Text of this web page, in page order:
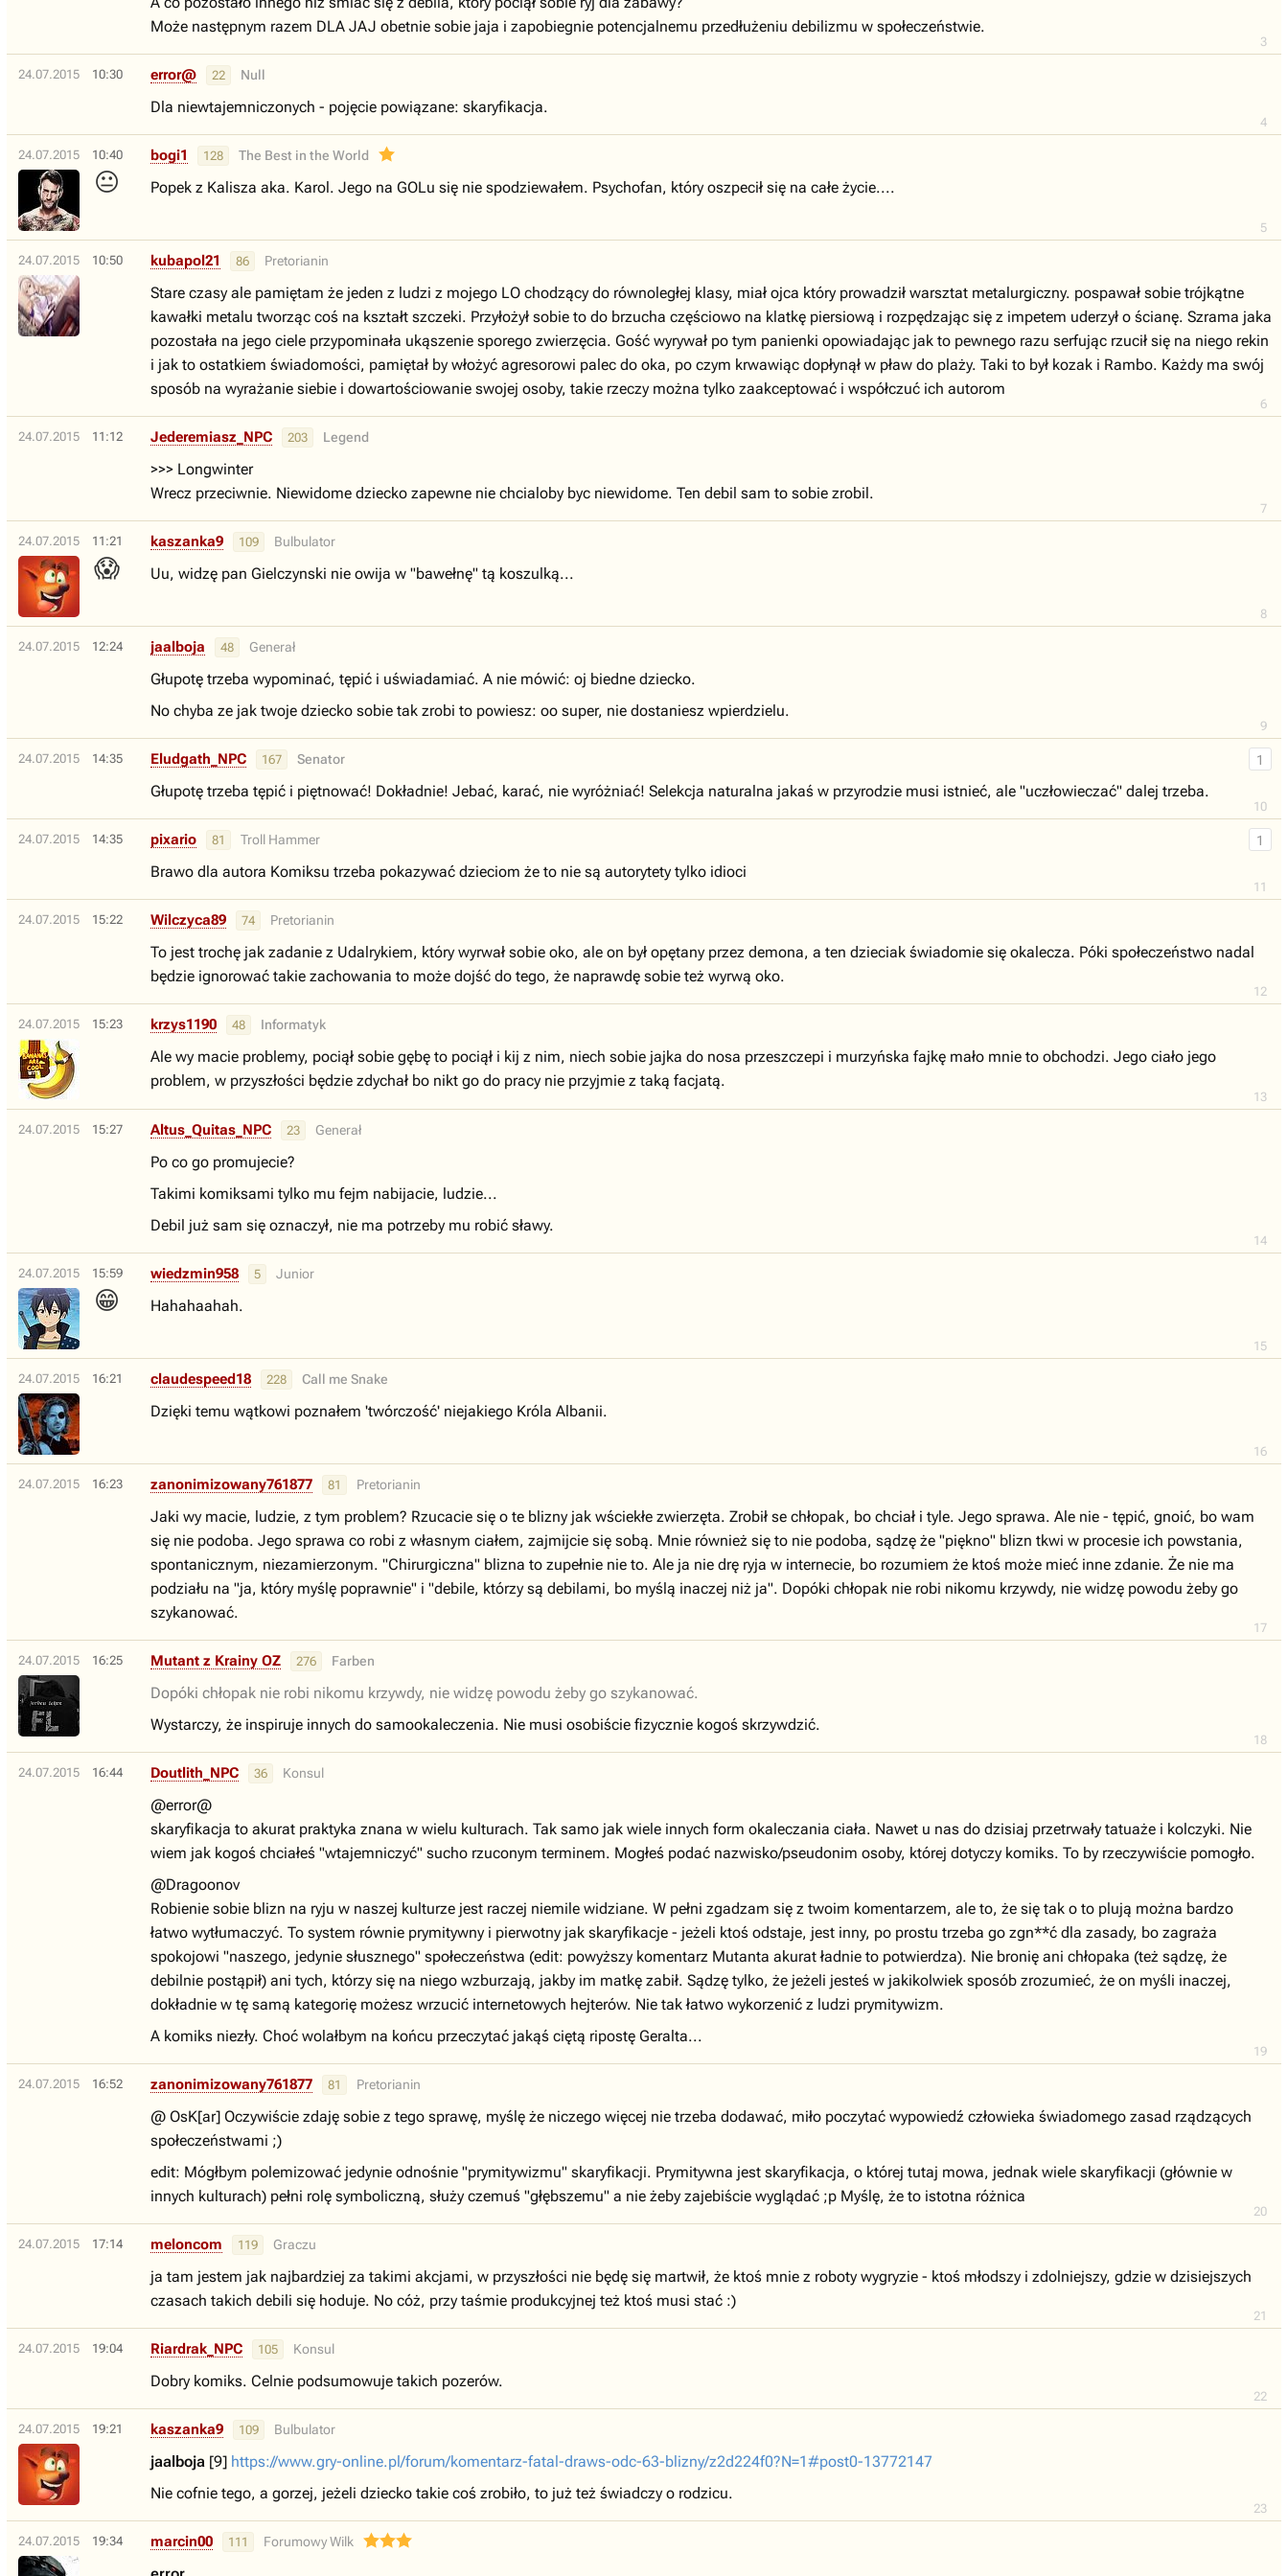
3
Może następnym razem DLA JAJ obetnie sobie jaja i zapobiegnie potencjalnemu przedłużeniu debilizmu w społeczeństwie.
24.07.2015 10:30
4
error@ 22 Null
Dla niewtajemniczonych - pojęcie powiązane: skaryfikacja.
24.07.2015 10:40
😐
5
bogi1 128 The Best in the World
Popek z Kalisza aka. Karol. Jego na GOLu się nie spodziewałem. Psychofan, który oszpecił się na całe życie....
24.07.2015 10:50
6
kubapol21 86 Pretorianin
Stare czasy ale pamiętam że jeden z ludzi z mojego LO chodzący do równoległej klasy, miał ojca który prowadził warsztat metalurgiczny. pospawał sobie trójkątne
kawałki metalu tworząc coś na kształt szczeki. Przyłożył sobie to do brzucha częściowo na klatkę piersiową i rozpędzając się z impetem uderzył o ścianę. Szrama jaka
pozostała na jego ciele przypominała ukąszenie sporego zwierzęcia. Gość wyrywał po tym panienki opowiadając jak to pewnego razu serfując rzucił się na niego rekin
i jak to ostatkiem świadomości, pamiętał by włożyć agresorowi palec do oka, po czym krwawiąc dopłynął w pław do plaży. Taki to był kozak i Rambo. Każdy ma swój
sposób na wyrażanie siebie i dowartościowanie swojej osoby, takie rzeczy można tylko zaakceptować i współczuć ich autorom
24.07.2015 11:12
7
Jederemiasz_NPC 203 Legend
>>> Longwinter
Wrecz przeciwnie. Niewidome dziecko zapewne nie chcialoby byc niewidome. Ten debil sam to sobie zrobil.
24.07.2015 11:21
😱
8
kaszanka9 109 Bulbulator
Uu, widzę pan Gielczynski nie owija w "bawełnę" tą koszulką...
24.07.2015 12:24
9
jaalboja 48 Generał
Głupotę trzeba wypominać, tępić i uświadamiać. A nie mówić: oj biedne dziecko.
No chyba ze jak twoje dziecko sobie tak zrobi to powiesz: oo super, nie dostaniesz wpierdzielu.
24.07.2015 14:35
10
1
Eludgath_NPC 167 Senator
Głupotę trzeba tępić i piętnować! Dokładnie! Jebać, karać, nie wyróżniać! Selekcja naturalna jakaś w przyrodzie musi istnieć, ale "uczłowieczać" dalej trzeba.
24.07.2015 14:35
11
1
pixario 81 Troll Hammer
Brawo dla autora Komiksu trzeba pokazywać dzieciom że to nie są autorytety tylko idioci
24.07.2015 15:22
12
Wilczyca89 74 Pretorianin
To jest trochę jak zadanie z Udalrykiem, który wyrwał sobie oko, ale on był opętany przez demona, a ten dzieciak świadomie się okalecza. Póki społeczeństwo nadal
będzie ignorować takie zachowania to może dojść do tego, że naprawdę sobie też wyrwą oko.
24.07.2015 15:23
13
krzys1190 48 Informatyk
Ale wy macie problemy, pociął sobie gębę to pociął i kij z nim, niech sobie jajka do nosa przeszczepi i murzyńska fajkę mało mnie to obchodzi. Jego ciało jego
problem, w przyszłości będzie zdychał bo nikt go do pracy nie przyjmie z taką facjatą.
24.07.2015 15:27
14
Altus_Quitas_NPC 23 Generał
Po co go promujecie?
Takimi komiksami tylko mu fejm nabijacie, ludzie...
Debil już sam się oznaczył, nie ma potrzeby mu robić sławy.
24.07.2015 15:59
😁
15
wiedzmin958 5 Junior
Hahahaahah.
24.07.2015 16:21
16
claudespeed18 228 Call me Snake
Dzięki temu wątkowi poznałem 'twórczość' niejakiego Króla Albanii.
24.07.2015 16:23
17
zanonimizowany761877 81 Pretorianin
Jaki wy macie, ludzie, z tym problem? Rzucacie się o te blizny jak wściekłe zwierzęta. Zrobił se chłopak, bo chciał i tyle. Jego sprawa. Ale nie - tępić, gnoić, bo wam
się nie podoba. Jego sprawa co robi z własnym ciałem, zajmijcie się sobą. Mnie również się to nie podoba, sądzę że "piękno" blizn tkwi w procesie ich powstania,
spontanicznym, niezamierzonym. "Chirurgiczna" blizna to zupełnie nie to. Ale ja nie drę ryja w internecie, bo rozumiem że ktoś może mieć inne zdanie. Że nie ma
podziału na "ja, który myślę poprawnie" i "debile, którzy są debilami, bo myślą inaczej niż ja". Dopóki chłopak nie robi nikomu krzywdy, nie widzę powodu żeby go
szykanować.
24.07.2015 16:25
18
Mutant z Krainy OZ 276 Farben
Dopóki chłopak nie robi nikomu krzywdy, nie widzę powodu żeby go szykanować.
Wystarczy, że inspiruje innych do samookaleczenia. Nie musi osobiście fizycznie kogoś skrzywdzić.
24.07.2015 16:44
19
Doutlith_NPC 36 Konsul
@error@
skaryfikacja to akurat praktyka znana w wielu kulturach. Tak samo jak wiele innych form okaleczania ciała. Nawet u nas do dzisiaj przetrwały tatuaże i kolczyki. Nie
wiem jak kogoś chciałeś "wtajemniczyć" sucho rzuconym terminem. Mogłeś podać nazwisko/pseudonim osoby, której dotyczy komiks. To by rzeczywiście pomogło.
@Dragoonov
Robienie sobie blizn na ryju w naszej kulturze jest raczej niemile widziane. W pełni zgadzam się z twoim komentarzem, ale to, że się tak o to plują można bardzo
łatwo wytłumaczyć. To system równie prymitywny i pierwotny jak skaryfikacje - jeżeli ktoś odstaje, jest inny, po prostu trzeba go zgn**ć dla zasady, bo zagraża
spokojowi "naszego, jedynie słusznego" społeczeństwa (edit: powyższy komentarz Mutanta akurat ładnie to potwierdza). Nie bronię ani chłopaka (też sądzę, że
debilnie postąpił) ani tych, którzy się na niego wzburzają, jakby im matkę zabił. Sądzę tylko, że jeżeli jesteś w jakikolwiek sposób zrozumieć, że on myśli inaczej,
dokładnie w tę samą kategorię możesz wrzucić internetowych hejterów. Nie tak łatwo wykorzenić z ludzi prymitywizm.
A komiks niezły. Choć wolałbym na końcu przeczytać jakąś ciętą ripostę Geralta...
24.07.2015 16:52
20
zanonimizowany761877 81 Pretorianin
@ OsK[ar] Oczywiście zdaję sobie z tego sprawę, myślę że niczego więcej nie trzeba dodawać, miło poczytać wypowiedź człowieka świadomego zasad rządzących
społeczeństwami ;)
edit: Mógłbym polemizować jedynie odnośnie "prymitywizmu" skaryfikacji. Prymitywna jest skaryfikacja, o której tutaj mowa, jednak wiele skaryfikacji (głównie w
innych kulturach) pełni rolę symboliczną, służy czemuś "głębszemu" a nie żeby zajebiście wyglądać ;p Myślę, że to istotna różnica
24.07.2015 17:14
21
meloncom 119 Graczu
ja tam jestem jak najbardziej za takimi akcjami, w przyszłości nie będę się martwił, że ktoś mnie z roboty wygryzie - ktoś młodszy i zdolniejszy, gdzie w dzisiejszych
czasach takich debili się hoduje. No cóż, przy taśmie produkcyjnej też ktoś musi stać :)
24.07.2015 19:04
22
Riardrak_NPC 105 Konsul
Dobry komiks. Celnie podsumowuje takich pozerów.
24.07.2015 19:21
23
kaszanka9 109 Bulbulator
jaalboja [9] https://www.gry-online.pl/forum/komentarz-fatal-draws-odc-63-blizny/z2d224f0?N=1#post0-13772147
Nie cofnie tego, a gorzej, jeżeli dziecko takie coś zrobiło, to już też świadczy o rodzicu.
24.07.2015 19:34 marcin00 111 Forumowy Wilk